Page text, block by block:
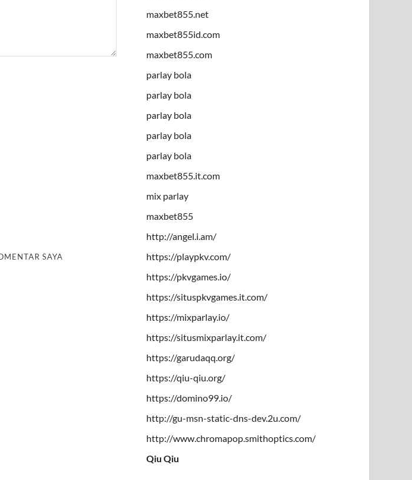
SAYA
maxbet855.net
maxbet855id.com
maxbet855.com
parlay bola
parlay bola
parlay bola
parlay bola
parlay bola
maxbet855.it.com
mix parlay
maxbet855
http://angel.i.am/
https://playpkv.com/
https://pkvgames.io/
https://situspkvgames.it.com/
https://mixparlay.io/
https://situsmixparlay.it.com/
https://garudaqq.org/
https://qiu-qiu.org/
https://domino99.io/
http://gu-msn-static-dns-dev.2u.com/
http://www.chromapop.smithoptics.com/
Qiu Qiu